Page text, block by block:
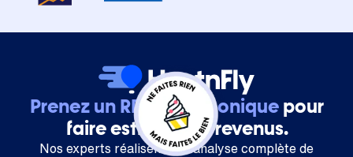
Prenez un RDV téléphoniquepour
faire estimer vos revenus.
Nos experts réalisent une analyse complète de